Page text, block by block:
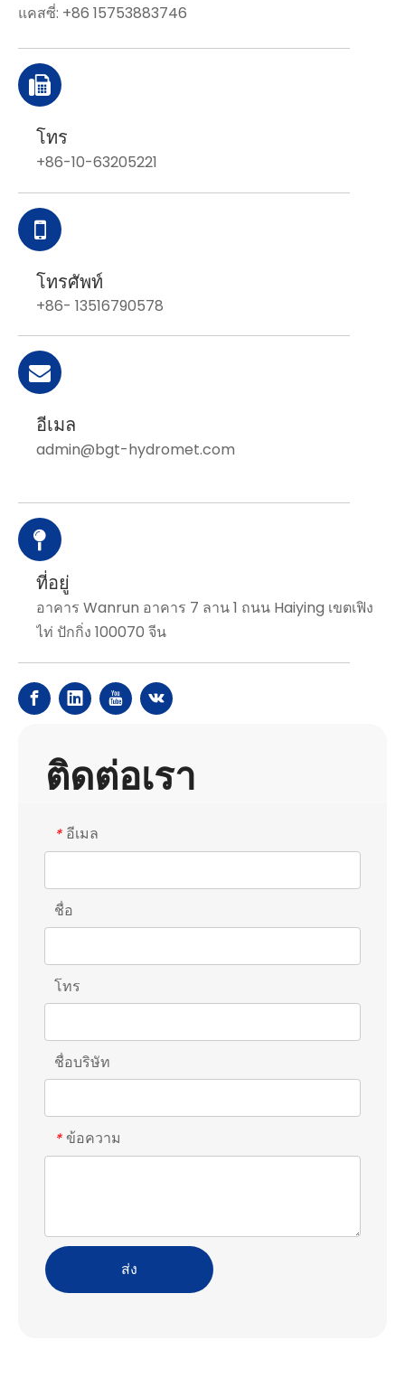
แคสซี่: +86 15753883746
โทร
+86-10-63205221
โทรศัพท์
+86- 13516790578
อีเมล
admin@bgt-hydromet.com
ที่อยู่
อาคาร Wanrun อาคาร 7 ลาน 1 ถนน Haiying เขตเฟิง
ไท่ ปักกิ่ง 100070 จีน
ติดต่อเรา
* อีเมล
ชื่อ
โทร
ชื่อบริษัท
* ข้อความ
ส่ง